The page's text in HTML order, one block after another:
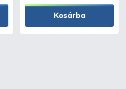
Kosárba